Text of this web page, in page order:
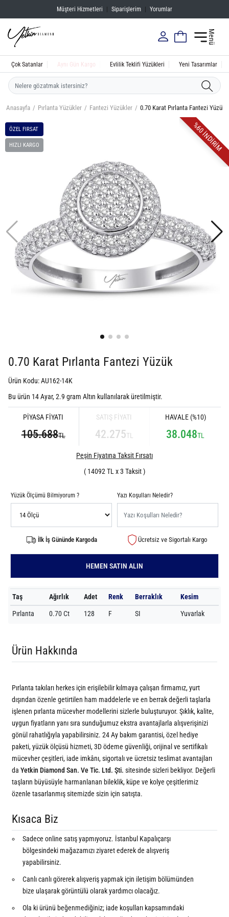
Müşteri Hizmetleri Siparişlerim Yorumlar
Menü
Çok Satanlar Aynı Gün Kargo Evlilik Teklifi Yüzükleri Yeni Tasarımlar
Anasayfa Pırlanta Yüzükler Fantezi Yüzükler 0.70 Karat Pırlanta Fantezi Yüzük
ÖZEL FIRSAT
HIZLI KARGO %60 İNDİRİM
0.70 Karat Pırlanta Fantezi Yüzük
Ürün Kodu: AU162-14K
Bu ürün 14 Ayar,2.9 gram Altın kullanılarak üretilmiştir.
PİYASA FİYATI
105.688TL
SATIŞ FİYATI
42.275TL
HAVALE (%10)
38.048TL
Peşin Fiyatına Taksit Fırsatı
( 14092 TL x 3 Taksit )
Yüzük Ölçümü Bilmiyorum ? Yazı Koşulları Neledir?
İlk İş Gününde Kargoda Ücretsiz ve Sigortalı Kargo
HEMEN SATIN ALIN
Taş Ağırlık Adet Renk Berraklık Kesim
Pırlanta 0.70 Ct 128 F SI Yuvarlak
Ürün Hakkında
Pırlanta takıları herkes için erişilebilir kılmaya çalışan firmamız, yurt
dışından özenle getirtilen ham maddelerle ve en berrak değerli taşlarla
işlenen pırlanta mücevher modellerini sizlerle buluşturuyor. Şıklık, kalite,
uygun fiyatların yanı sıra sunduğumuz ekstra avantajlarla alışverişinizi
gönül rahatlığıyla yapabilirsiniz. 24 Ay bakım garantisi, özel hediye
paketi, yüzük ölçüsü hizmeti, 3D ödeme güvenliği, orijinal ve sertifikalı
mücevher çeşitleri, iade imkânı, sigortalı ve ücretsiz teslimat avantajları
da Yetkin Diamond San. Ve Tic. Ltd. Şti. sitesinde sizleri bekliyor. Değerli
taşların büyüsüyle harmanlanan bileklik, küpe ve kolye çeşitlerimiz
özenle tasarlanmış sitemizde sizin için satışta.
Kısaca Biz
Sadece online satış yapmıyoruz. İstanbul Kapalıçarşı
bölgesindeki mağazamızı ziyaret ederek de alışveriş
yapabilirsiniz.
Canlı canlı görerek alışveriş yapmak için iletişim bölümünden
bize ulaşarak görüntülü olarak yardımcı olacağız.
Ola ki ürünü beğenmediğiniz; iade koşulları kapsamındaki